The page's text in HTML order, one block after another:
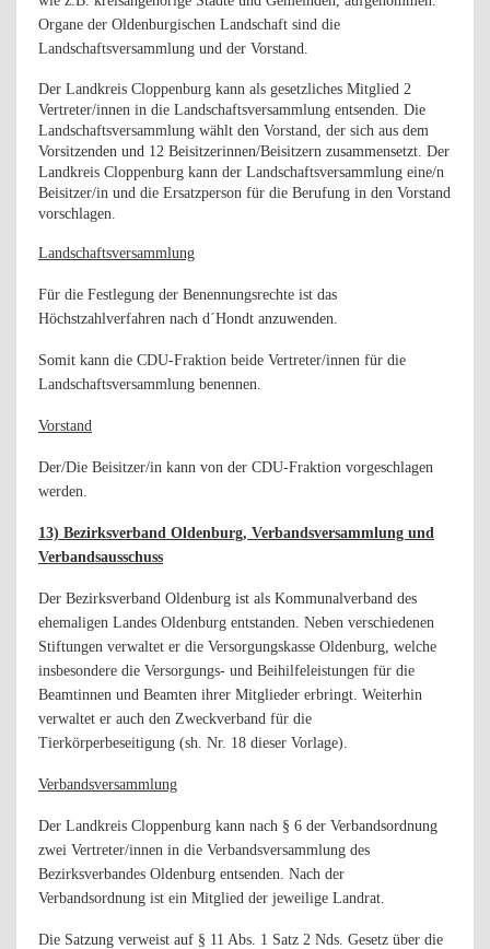
Organe der Oldenburgischen Landschaft sind die
Landschaftsversammlung und der Vorstand.
Der Landkreis Cloppenburg kann als gesetzliches Mitglied 2
Vertreter/innen in die Landschaftsversammlung entsenden. Die
Landschaftsversammlung wählt den Vorstand, der sich aus dem
Vorsitzenden und 12 Beisitzerinnen/Beisitzern zusammensetzt. Der
Landkreis Cloppenburg kann der Landschaftsversammlung eine/n
Beisitzer/in und die Ersatzperson für die Berufung in den Vorstand
vorschlagen.
Landschaftsversammlung
Für die Festlegung der Benennungsrechte ist das
Höchstzahlverfahren nach d´Hondt anzuwenden.
Somit kann die CDU-Fraktion beide Vertreter/innen für die
Landschaftsversammlung benennen.
Vorstand
Der/Die Beisitzer/in kann von der CDU-Fraktion vorgeschlagen
werden.
13) Bezirksverband Oldenburg, Verbandsversammlung und
Verbandsausschuss
Der Bezirksverband Oldenburg ist als Kommunalverband des
ehemaligen Landes Oldenburg entstanden. Neben verschiedenen
Stiftungen verwaltet er die Versorgungskasse Oldenburg, welche
insbesondere die Versorgungs- und Beihilfeleistungen für die
Beamtinnen und Beamten ihrer Mitglieder erbringt. Weiterhin
verwaltet er auch den Zweckverband für die
Tierkörperbeseitigung (sh. Nr. 18 dieser Vorlage).
Verbandsversammlung
Der Landkreis Cloppenburg kann nach § 6 der Verbandsordnung
zwei Vertreter/innen in die Verbandsversammlung des
Bezirksverbandes Oldenburg entsenden. Nach der
Verbandsordnung ist ein Mitglied der jeweilige Landrat.
Die Satzung verweist auf § 11 Abs. 1 Satz 2 Nds. Gesetz über die